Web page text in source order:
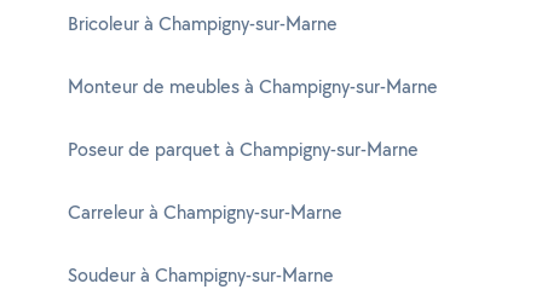
Bricoleur à Champigny-sur-Marne
Monteur de meubles à Champigny-sur-Marne
Poseur de parquet à Champigny-sur-Marne
Carreleur à Champigny-sur-Marne
Soudeur à Champigny-sur-Marne